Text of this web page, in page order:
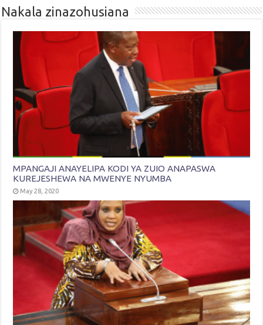
Nakala zinazohusiana
MPANGAJI ANAYELIPA KODI YA ZUIO ANAPASWA
KUREJESHEWA NA MWENYE NYUMBA
May 28, 2020